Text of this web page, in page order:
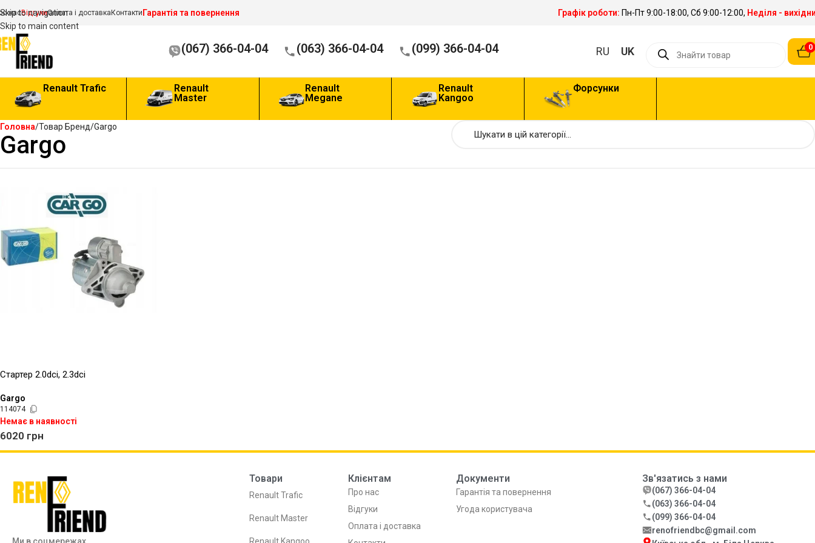
Skip to navigation
Skip to main content
насВідгукиОплата і доставка КонтактиГарантія та повернення Графік роботи: Пн-Пт 9:00-18:00, Сб 9:00-12:00, Неділя -
(067) 366-04-04 (063) 366-04-04 (099) 366-04-04 RU UK 0
Renault Trafic
Renault
Master
Renault
Megane
Renault
Kangoo
Форсунки
Головна Товар Бренд Gargo
Gargo
Стартер 2.0dci, 2.3dci
Gargo
114074
Немає в наявності
6020 грн
Ми в соцмережах
Товари
Renault Trafic
Renault Master
Renault Kangoo
Клієнтам
Про нас
Відгуки
Оплата і доставка
Документи
Гарантія та повернення
Угода користувача
Зв'язатись з нами
(067) 366-04-04
(063) 366-04-04
(099) 366-04-04
renofriendbc@gmail.com